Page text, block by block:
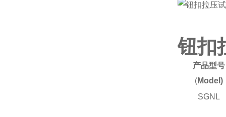
钮扣
产品型号
(Model)
SGNL